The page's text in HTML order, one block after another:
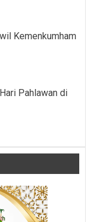
Kemenkumham
Pahlawan di